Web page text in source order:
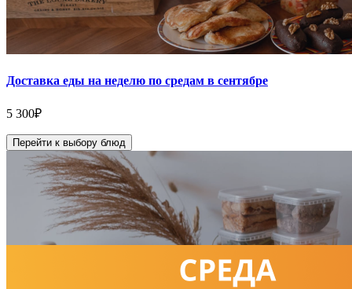
Доставка еды на неделю по средам в сентябре
5 300₽
Перейти к выбору блюд